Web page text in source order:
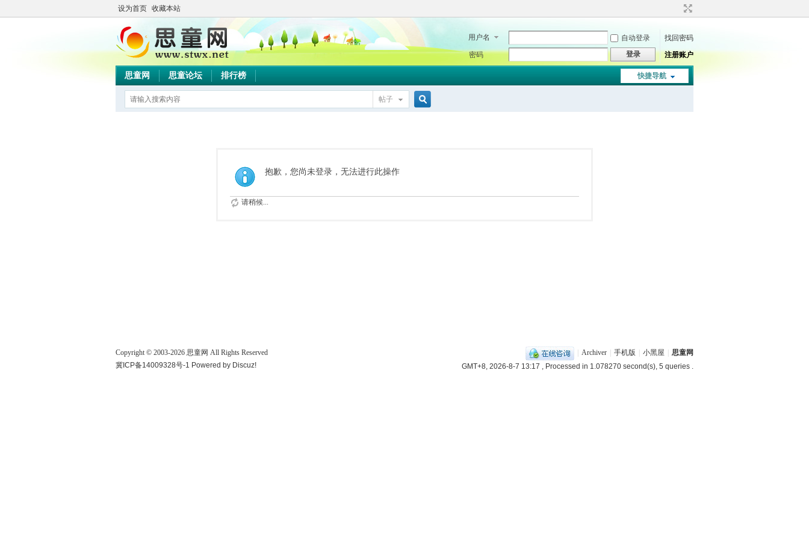
设为首页 收藏本站
用户名 自动登录
找回密码
密码
登录 注册账户
快捷导航
思童网 思童论坛 排行榜
帖子
抱歉，您尚未登录，无法进行此操作
请稍候...
Archiver 手机版 小黑屋
思童网
GMT+8, 2026-8-7 13:17 , Processed in 1.078270 second(s), 5 queries .
Copyright © 2003-2026 思童网 All Rights Reserved
冀ICP备14009328号-1 Powered by Discuz!